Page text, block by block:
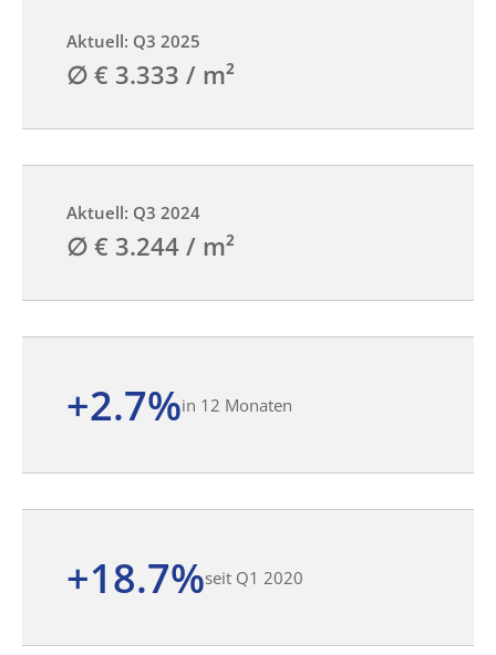
Aktuell: Q3 2025
∅ € 3.333 / m²
Aktuell: Q3 2024
∅ € 3.244 / m²
+2.7%in 12 Monaten
+18.7%seit Q1 2020